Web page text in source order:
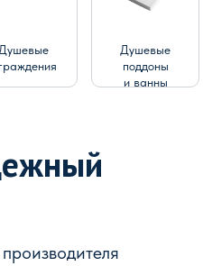
Душевые
Душевые
поддоны
и ванны